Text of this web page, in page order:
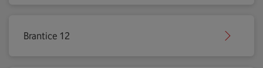
Brantice 12